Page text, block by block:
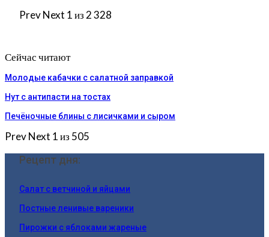
PrevNext 1 из 2 328
Сейчас читают
Молодые кабачки с салатной заправкой
Нут с антипасти на тостах
Печёночные блины с лисичками и сыром
PrevNext 1 из 505
Рецепт дня:
Салат с ветчиной и яйцами
Постные ленивые вареники
Пирожки с яблоками жареные